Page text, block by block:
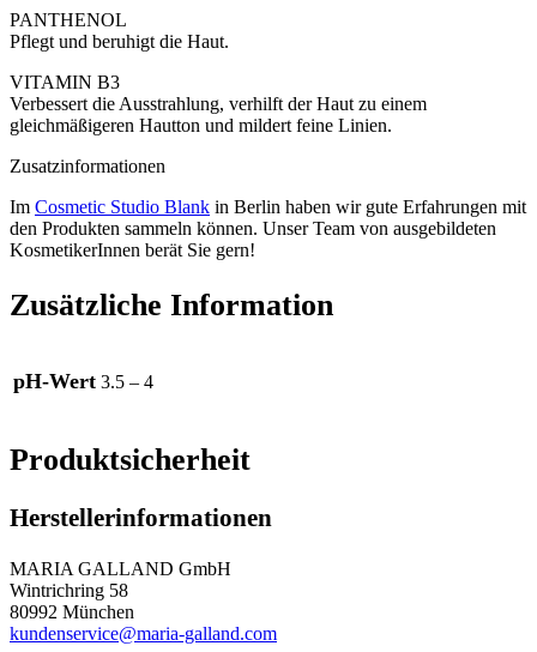
PANTHENOL
Pflegt und beruhigt die Haut.
VITAMIN B3
Verbessert die Ausstrahlung, verhilft der Haut zu einem
gleichmäßigeren Hautton und mildert feine Linien.
Zusatzinformationen
Im Cosmetic Studio Blank in Berlin haben wir gute Erfahrungen mit
den Produkten sammeln können. Unser Team von ausgebildeten
KosmetikerInnen berät Sie gern!
Zusätzliche Information
pH-Wert 3.5 – 4
Produktsicherheit
Herstellerinformationen
MARIA GALLAND GmbH
Wintrichring 58
80992 München
kundenservice@maria-galland.com